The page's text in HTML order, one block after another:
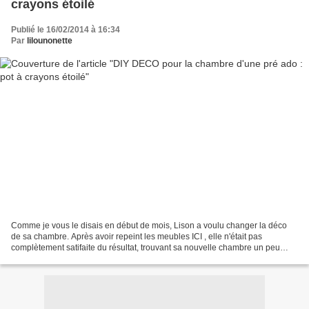
crayons étoilé
Publié le 16/02/2014 à 16:34
Par lilounonette
Comme je vous le disais en début de mois, Lison a voulu changer la déco
de sa chambre. Après avoir repeint les meubles ICI , elle n'était pas
complètement satifaite du résultat, trouvant sa nouvelle chambre un peu